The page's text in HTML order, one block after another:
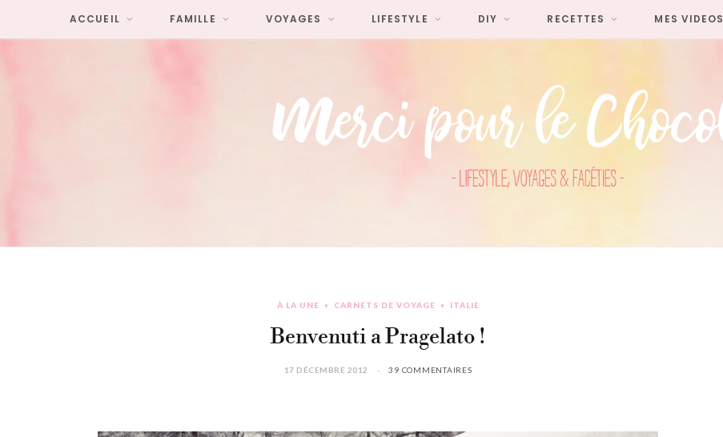
ACCUEIL FAMILLE VOYAGES LIFESTYLE DIY RECETTES MES VIDEOS
À LA UNE CARNETS DE VOYAGE ITALIE
Benvenuti a Pragelato !
17 DÉCEMBRE 2012 39 COMMENTAIRES